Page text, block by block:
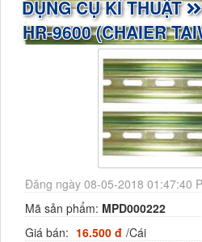
DỤNG CỤ KĨ THUẬT
HR-9600 (CHAIER
Đăng ngày 08-05-2018 01:47:40
Mã sản phẩm: MPD000222
Giá bán: 16.500 đ /Cái